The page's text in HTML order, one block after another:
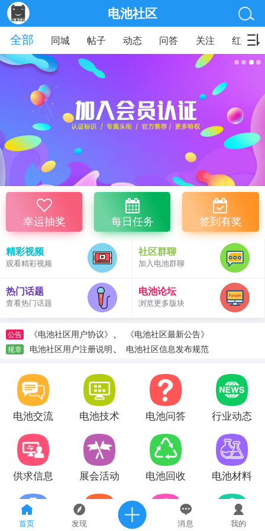
首页 发现 消息 我的
电池社区
全部
同城 帖子 动态 问答 关注 红包
幸运抽奖 每日任务 签到有奖
精彩视频
观看精彩视频
社区群聊
加入电池群聊
热门话题
查看热门话题
电池论坛
浏览更多版块
公告 《电池社区用户协议》 、 《电池社区最新公告》
规章 电池社区用户注册说明、 电池社区信息发布规范
电池交流 电池技术 电池问答 行业动态
供求信息 展会活动 电池回收 电池材料